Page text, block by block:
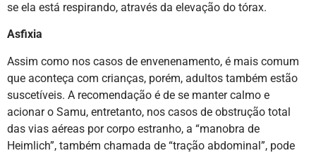
se ela está respirando, através da elevação do tórax.
Asfixia
Assim como nos casos de envenenamento, é mais comum
que aconteça com crianças, porém, adultos também estão
suscetíveis. A recomendação é de se manter calmo e
acionar o Samu, entretanto, nos casos de obstrução total
das vias aéreas por corpo estranho, a “manobra de
Heimlich”, também chamada de “tração abdominal”, pode